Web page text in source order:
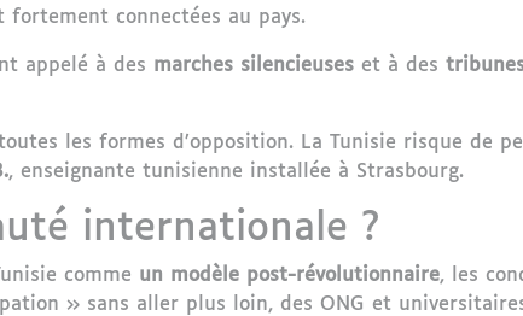
connectées au pays.
appelé à des marches silencieuses et à des
les formes d’opposition. La Tunisie risque de
, enseignante tunisienne installée à Strasbourg.
internationale ?
comme un modèle post-révolutionnaire, les
» sans aller plus loin, des ONG et